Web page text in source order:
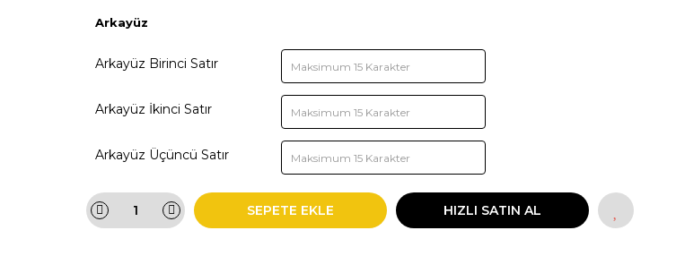
Arkayüz
Arkayüz Birinci Satır
Arkayüz İkinci Satır
Arkayüz Üçüncü Satır
SEPETE EKLE HIZLI SATIN AL